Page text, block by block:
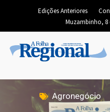
Edições Anteriores
Muzambinho, 8
Agronegócio